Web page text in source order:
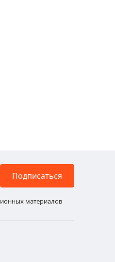
Подписаться
материалов